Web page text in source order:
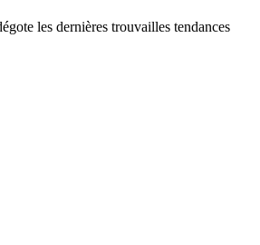
les dernières trouvailles tendances